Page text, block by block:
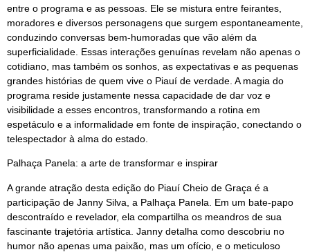
entre o programa e as pessoas. Ele se mistura entre feirantes,
moradores e diversos personagens que surgem espontaneamente,
conduzindo conversas bem-humoradas que vão além da
superficialidade. Essas interações genuínas revelam não apenas o
cotidiano, mas também os sonhos, as expectativas e as pequenas
grandes histórias de quem vive o Piauí de verdade. A magia do
programa reside justamente nessa capacidade de dar voz e
visibilidade a esses encontros, transformando a rotina em
espetáculo e a informalidade em fonte de inspiração, conectando o
telespectador à alma do estado.
Palhaça Panela: a arte de transformar e inspirar
A grande atração desta edição do Piauí Cheio de Graça é a
participação de Janny Silva, a Palhaça Panela. Em um bate-papo
descontraído e revelador, ela compartilha os meandros de sua
fascinante trajetória artística. Janny detalha como descobriu no
humor não apenas uma paixão, mas um ofício, e o meticuloso